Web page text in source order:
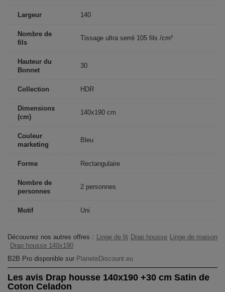
Largeur 140
Nombre de
fils
Tissage ultra serré 105 fils /cm²
Hauteur du
Bonnet
30
Collection HDR
Dimensions
(cm)
140x190 cm
Couleur
marketing
Bleu
Forme Rectangulaire
Nombre de
personnes
2 personnes
Motif Uni
Découvrez nos autres offres : Linge de lit Drap housse Linge de maison
Drap housse 140x190
B2B Pro disponible sur PlaneteDiscount.eu
Les avis Drap housse 140x190 +30 cm Satin de
Coton Celadon